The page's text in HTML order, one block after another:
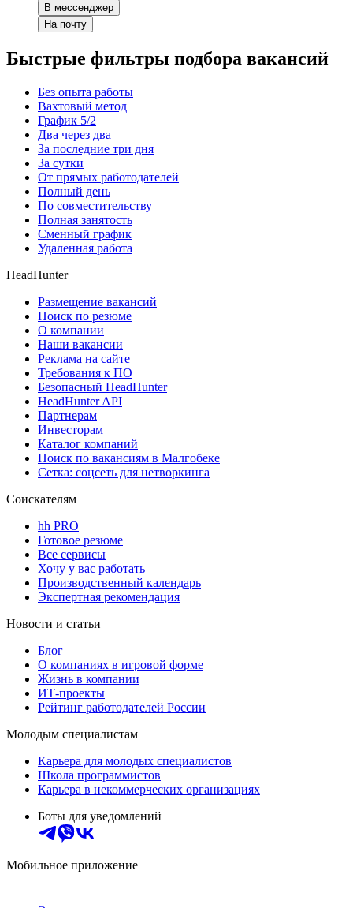
В мессенджер
На почту
Быстрые фильтры подбора вакансий
Без опыта работы
Вахтовый метод
График 5/2
Два через два
За последние три дня
За сутки
От прямых работодателей
Полный день
По совместительству
Полная занятость
Сменный график
Удаленная работа
HeadHunter
Размещение вакансий
Поиск по резюме
О компании
Наши вакансии
Реклама на сайте
Требования к ПО
Безопасный HeadHunter
HeadHunter API
Партнерам
Инвесторам
Каталог компаний
Поиск по вакансиям в Малгобеке
Сетка: соцсеть для нетворкинга
Соискателям
hh PRO
Готовое резюме
Все сервисы
Хочу у вас работать
Производственный календарь
Экспертная рекомендация
Новости и статьи
Блог
О компаниях в игровой форме
Жизнь в компании
ИТ-проекты
Рейтинг работодателей России
Молодым специалистам
Карьера для молодых специалистов
Школа программистов
Карьера в некоммерческих организациях
Боты для уведомлений
Мобильное приложение